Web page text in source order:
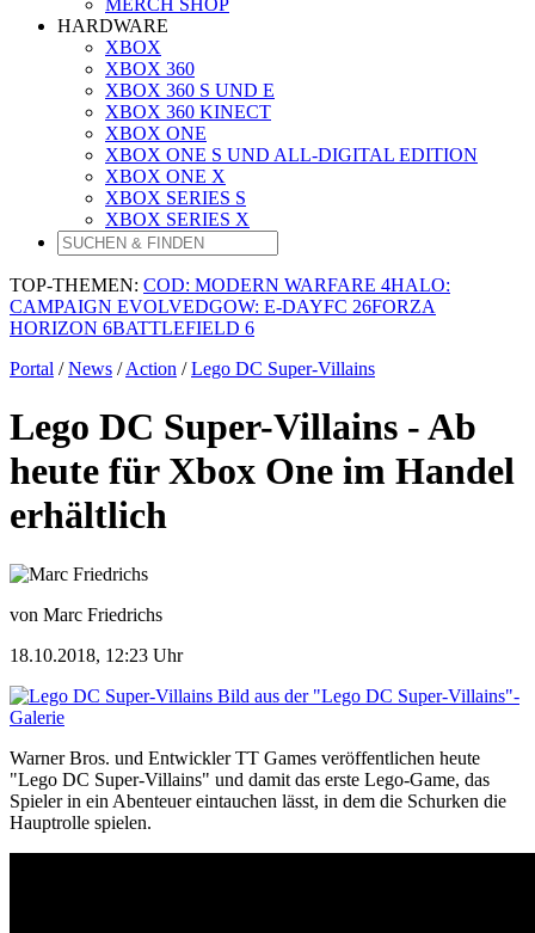
MERCH SHOP
HARDWARE
XBOX
XBOX 360
XBOX 360 S UND E
XBOX 360 KINECT
XBOX ONE
XBOX ONE S UND ALL-DIGITAL EDITION
XBOX ONE X
XBOX SERIES S
XBOX SERIES X
TOP-THEMEN: COD: MODERN WARFARE 4HALO:
CAMPAIGN EVOLVEDGOW: E-DAYFC 26FORZA
HORIZON 6BATTLEFIELD 6
Portal /News /Action /Lego DC Super-Villains
Lego DC Super-Villains - Ab
heute für Xbox One im Handel
erhältlich
von Marc Friedrichs
18.10.2018, 12:23 Uhr
Bild aus der "Lego DC Super-Villains"-
Galerie
Warner Bros. und Entwickler TT Games veröffentlichen heute
"Lego DC Super-Villains" und damit das erste Lego-Game, das
Spieler in ein Abenteuer eintauchen lässt, in dem die Schurken die
Hauptrolle spielen.